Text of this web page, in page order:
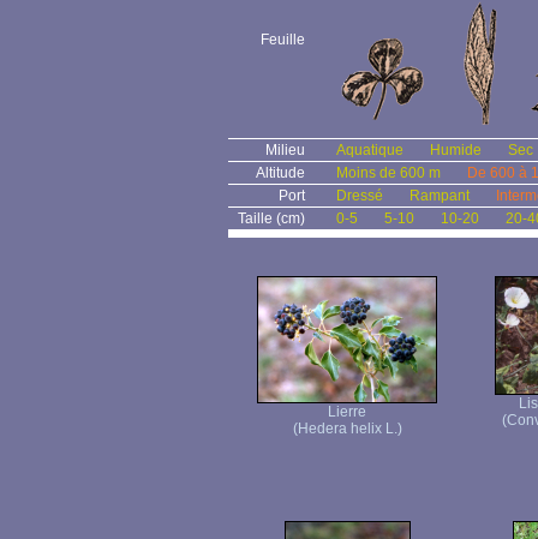
Feuille
Milieu Aquatique Humide
Sec
Altitude
Moins de 600 m
De 600 à
Port
Dressé Rampant
Taille (cm)
0-5 5-10 10-20 20-
Lierre
(Hedera helix L.)